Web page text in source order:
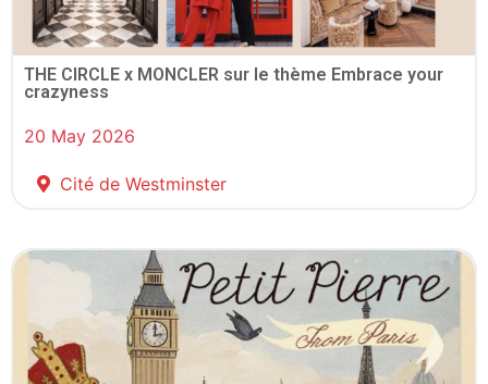
THE CIRCLE x MONCLER sur le thème Embrace your
crazyness
20 May 2026
Cité de Westminster